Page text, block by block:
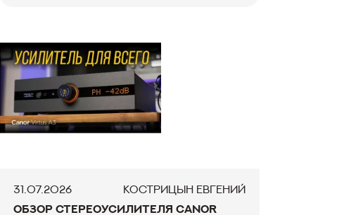
31.07.2026
Кострицын Евгений
Обзор стереоусилителя Canor